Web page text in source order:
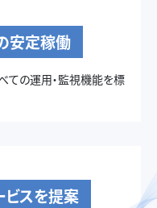
安定稼働
ての運用・監視機能を標
ビスを提案